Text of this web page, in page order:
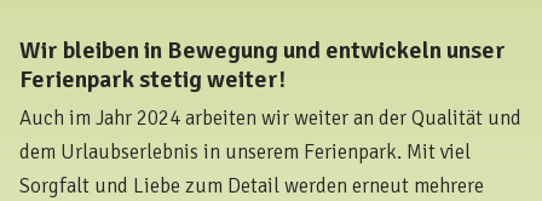
Wir bleiben in Bewegung und entwickeln unser
Ferienpark stetig weiter!
Auch im Jahr 2024 arbeiten wir weiter an der Qualität und
dem Urlaubserlebnis in unserem Ferienpark. Mit viel
Sorgfalt und Liebe zum Detail werden erneut mehrere